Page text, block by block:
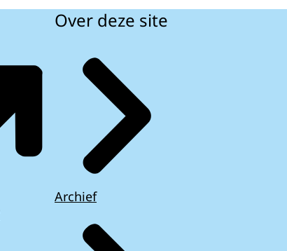
Over deze site
Archief